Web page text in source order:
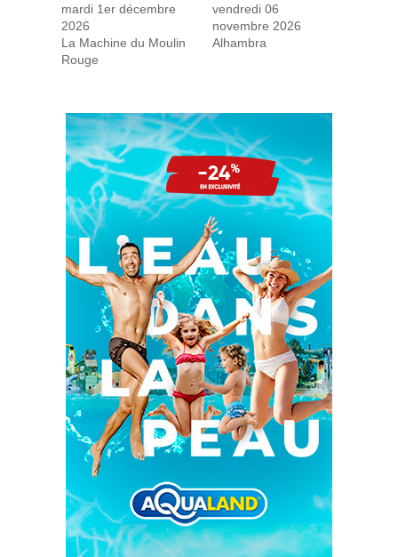
mardi 1er décembre
2026
La Machine du Moulin
Rouge
vendredi 06
novembre 2026
Alhambra